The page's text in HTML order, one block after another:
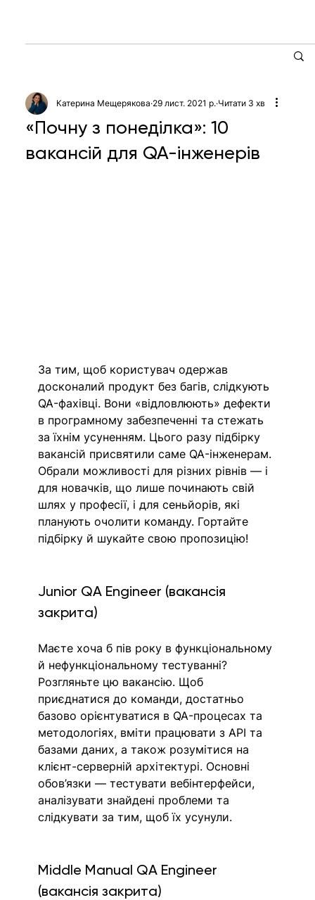
«Почну з понеділка»: 10
вакансій для QA-інженерів
Катерина Мещерякова 29 лист. 2021 р. Читати 3 хв
За тим, щоб користувач одержав
досконалий продукт без багів, слідкують
QA-фахівці. Вони «відловлюють» дефекти
в програмному забезпеченні та стежать
за їхнім усуненням. Цього разу підбірку
вакансій присвятили саме QA-інженерам.
Обрали можливості для різних рівнів — і
для новачків, що лише починають свій
шлях у професії, і для сеньйорів, які
планують очолити команду. Гортайте
підбірку й шукайте свою пропозицію!
Junior QA Engineer (вакансія
закрита)
Маєте хоча б пів року в функціональному
й нефункціональному тестуванні?
Розгляньте цю вакансію. Щоб
приєднатися до команди, достатньо
базово орієнтуватися в QA-процесах та
методологіях, вміти працювати з API та
базами даних, а також розумітися на
клієнт-серверній архітектурі. Основні
обов’язки — тестувати вебінтерфейси,
аналізувати знайдені проблеми та
слідкувати за тим, щоб їх усунули.
Middle Manual QA Engineer
(вакансія закрита)